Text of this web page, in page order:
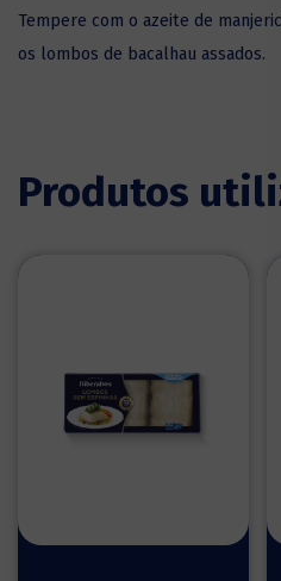
Tempere com o azeite de
os lombos de bacalhau assados.
Produtos